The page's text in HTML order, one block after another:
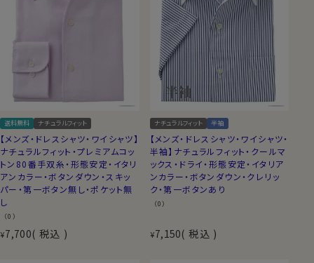
送料無料 ナチュラルフィット
【メンズ・ドレスシャツ・ワイシャツ】
ナチュラルフィット・プレミアムコッ
トン80番手双糸・形態安定・イタリ
アンカラー・ボタンダウン・スキッ
パー・第一ボタン無し・ポケット無
し
（0）
¥7,700 税込
ナチュラルフィット 半袖
【メンズ・ドレスシャツ・ワイシャツ・
半袖】ナチュラルフィット・クールマ
ックス・ドライ・形態安定・イタリア
ンカラー・ボタンダウン・クレリッ
ク・第一ボタンあり
（0）
¥7,150 税込